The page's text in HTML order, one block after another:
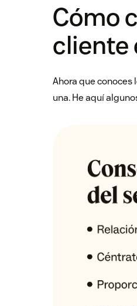
Cómo
cliente
Ahora que
una. He aquí